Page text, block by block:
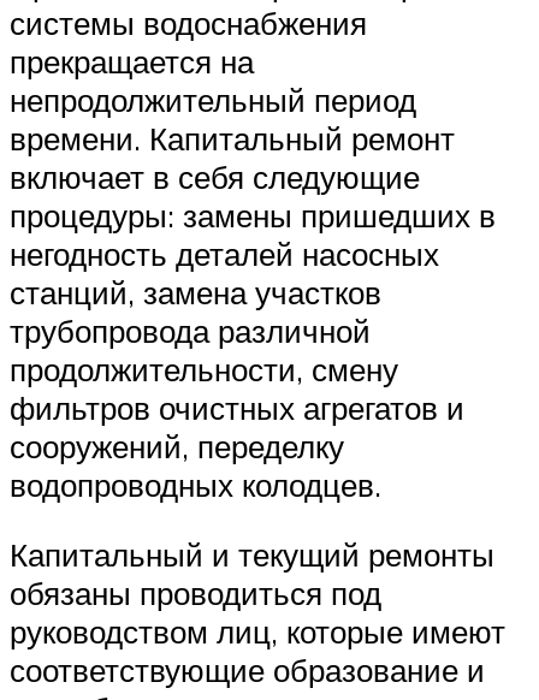
системы водоснабжения
прекращается на
непродолжительный период
времени. Капитальный ремонт
включает в себя следующие
процедуры: замены пришедших в
негодность деталей насосных
станций, замена участков
трубопровода различной
продолжительности, смену
фильтров очистных агрегатов и
сооружений, переделку
водопроводных колодцев.
Капитальный и текущий ремонты
обязаны проводиться под
руководством лиц, которые имеют
соответствующие образование и